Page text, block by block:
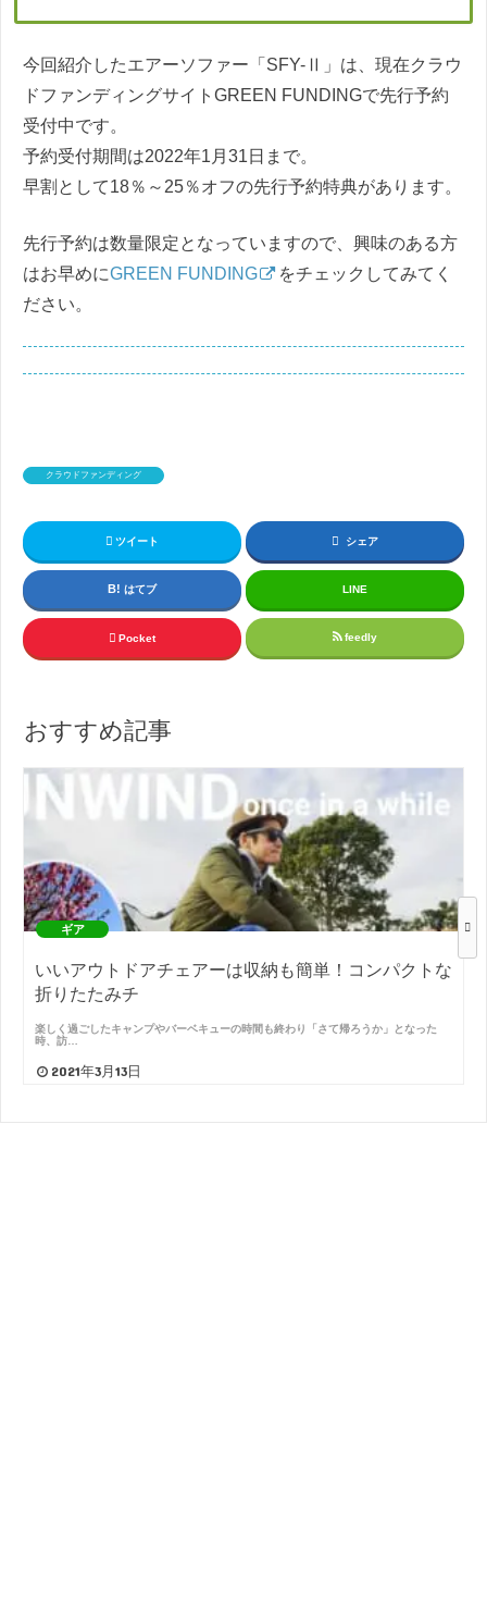
今回紹介したエアーソファー「SFY-Ⅱ」は、現在クラウ
ドファンディングサイトGREEN FUNDINGで先行予約
受付中です。
予約受付期間は2022年1月31日まで。
早割として18％～25％オフの先行予約特典があります。
先行予約は数量限定となっていますので、興味のある方
はお早めにGREEN FUNDING
をチェックしてみてく
ださい。
クラウドファンディング
ツイート シェア
はてブ LINE
Pocket feedly
おすすめ記事
ギア
いいアウトドアチェアーは収納も簡単！コンパクトな
折りたたみチ
楽しく過ごしたキャンプやバーベキューの時間も終わり「さて帰ろうか」となった
時、訪…
2021年3月13日